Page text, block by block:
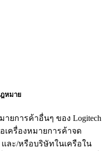
ฎหมาย
ายการค้าอื่นๆ ของ Logitech
เครื่องหมายการค้าจด
และ/หรือบริษัทในเครือใน